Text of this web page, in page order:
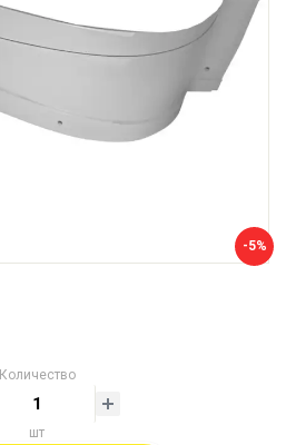
-5%
Количество
шт